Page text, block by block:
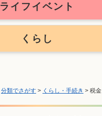
分類でさがす > くらし・手続き > 税金
ライフイベント
くらし